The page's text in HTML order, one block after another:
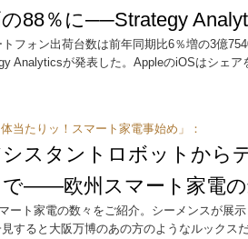
88％に──Strategy
フォン出荷台数は前年同期比6％増の3億
Analyticsが発表した。AppleのiOSはシェア
当たりッ！スマート家電事始め」：
スタントロボットから
で――欧州スマート家電の
ート家電の数々をご紹介。シーメンスが展
すると大阪万博のあの方のようなルックス